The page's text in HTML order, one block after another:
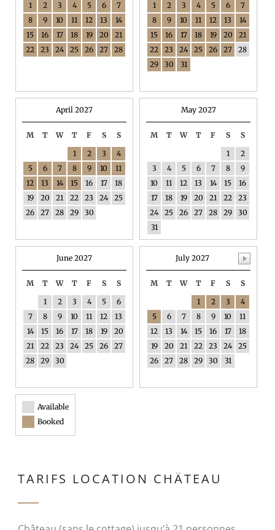
1
2 3 4 5 6
7
8
9 10 11 12 13
14
15
16 17 18 19 20
21
22
23 24 25 26 27 28
1
2 3 4 5 6
7
8
9 10 11 12 13
14
15
16 17 18 19 20
21
22
23 24 25 26 27
28
29
30 31
April 2027
M T W T F S
S
1
2 3
4
5
6 7 8 9 10
11
12
13 14 15 16 17
18
19
20 21 22 23 24
25
26
27 28 29 30
May 2027
M T W T F S
S
1
2
3
4 5 6 7 8
9
10
11 12 13 14 15
16
17
18 19 20 21 22
23
24
25 26 27 28 29
30
31
June 2027
M T W T F S
S
1
2 3 4 5
6
7
8 9 10 11 12
13
14
15 16 17 18 19
20
21
22 23 24 25 26
27
28
29 30
July 2027
M T W T F S
S
1
2 3
4
5
6 7 8 9 10
11
12
13 14 15 16 17
18
19
20 21 22 23 24
25
26
27 28 29 30 31
Available
Booked
TARIFS LOCATION CHÂTEAU